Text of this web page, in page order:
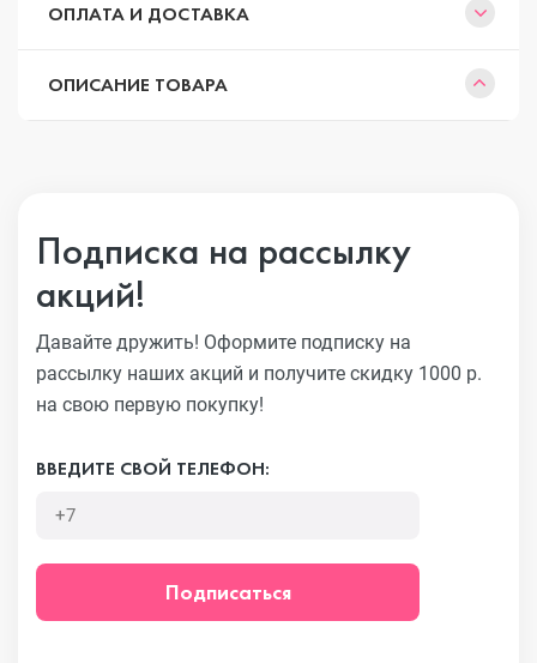
ОПЛАТА И ДОСТАВКА
ОПИСАНИЕ ТОВАРА
Подписка на рассылку
акций!
Давайте дружить! Оформите подписку на
рассылку наших акций и получите скидку 1000 р.
на свою первую покупку!
ВВЕДИТЕ СВОЙ ТЕЛЕФОН:
Подписаться